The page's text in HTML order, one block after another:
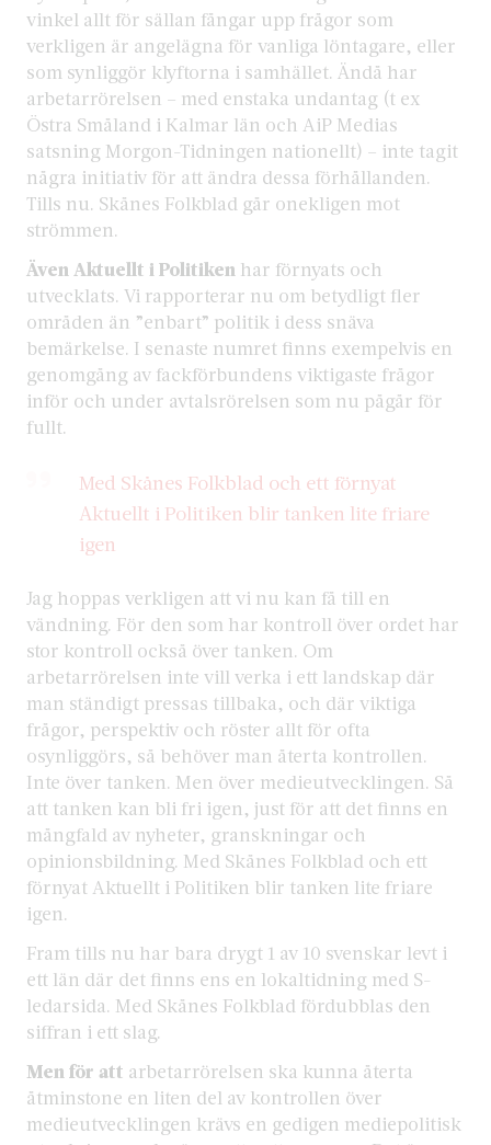
vinkel allt för sällan fångar upp frågor som
verkligen är angelägna för vanliga löntagare, eller
som synliggör klyftorna i samhället. Ändå har
arbetarrörelsen – med enstaka undantag (t ex
Östra Småland i Kalmar län och AiP Medias
satsning Morgon-Tidningen nationellt) – inte tagit
några initiativ för att ändra dessa förhållanden.
Tills nu. Skånes Folkblad går onekligen mot
strömmen.
Även Aktuellt i Politiken har förnyats och
utvecklats. Vi rapporterar nu om betydligt fler
områden än ”enbart” politik i dess snäva
bemärkelse. I senaste numret finns exempelvis en
genomgång av fackförbundens viktigaste frågor
inför och under avtalsrörelsen som nu pågår för
fullt.
Med Skånes Folkblad och ett förnyat
Aktuellt i Politiken blir tanken lite friare
igen
Jag hoppas verkligen att vi nu kan få till en
vändning. För den som har kontroll över ordet har
stor kontroll också över tanken. Om
arbetarrörelsen inte vill verka i ett landskap där
man ständigt pressas tillbaka, och där viktiga
frågor, perspektiv och röster allt för ofta
osynliggörs, så behöver man återta kontrollen.
Inte över tanken. Men över medieutvecklingen. Så
att tanken kan bli fri igen, just för att det finns en
mångfald av nyheter, granskningar och
opinionsbildning. Med Skånes Folkblad och ett
förnyat Aktuellt i Politiken blir tanken lite friare
igen.
Fram tills nu har bara drygt 1 av 10 svenskar levt i
ett län där det finns ens en lokaltidning med S-
ledarsida. Med Skånes Folkblad fördubblas den
siffran i ett slag.
Men för att arbetarrörelsen ska kunna återta
åtminstone en liten del av kontrollen över
medieutvecklingen krävs en gedigen mediepolitisk